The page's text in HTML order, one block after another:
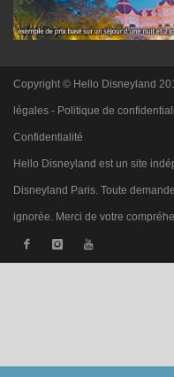
Copyright © Hello Disneyland
légales - Politique de
Confidentialité
Hello Disneyland est un site
Disneyland Paris. Toute
ignorée. Merci de votre